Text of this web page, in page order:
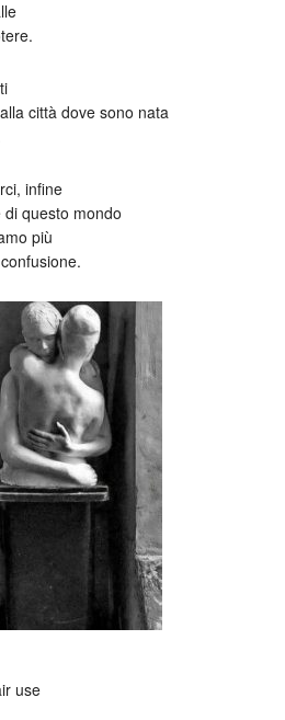
città dove sono nata
infine
questo mondo
più
use